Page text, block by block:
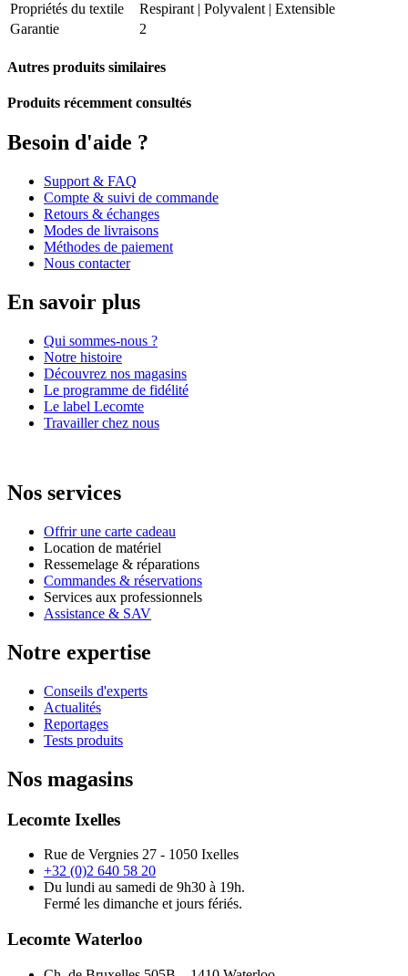
Propriétés du textile
Respirant | Polyvalent | Extensible
Garantie
2
Autres produits similaires
Produits récemment consultés
Besoin d'aide ?
Support & FAQ
Compte & suivi de commande
Retours & échanges
Modes de livraisons
Méthodes de paiement
Nous contacter
En savoir plus
Qui sommes-nous ?
Notre histoire
Découvrez nos magasins
Le programme de fidélité
Le label Lecomte
Travailler chez nous
Nos services
Offrir une carte cadeau
Location de matériel
Ressemelage & réparations
Commandes & réservations
Services aux professionnels
Assistance & SAV
Notre expertise
Conseils d'experts
Actualités
Reportages
Tests produits
Nos magasins
Lecomte Ixelles
Rue de Vergnies 27 - 1050 Ixelles
+32 (0)2 640 58 20
Du lundi au samedi de 9h30 à 19h.
Fermé les dimanche et jours fériés.
Lecomte Waterloo